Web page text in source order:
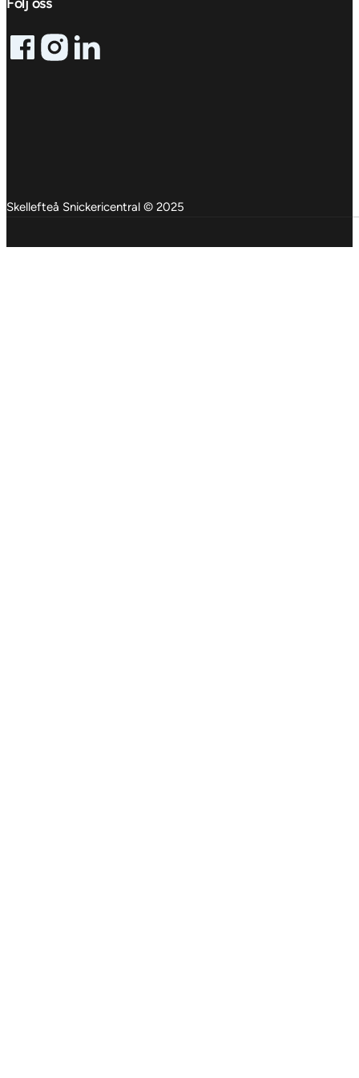
Follow me on Facebook
Follow me on X
Follow me on LinkedIn
Skellefteå Snickericentral © 2025